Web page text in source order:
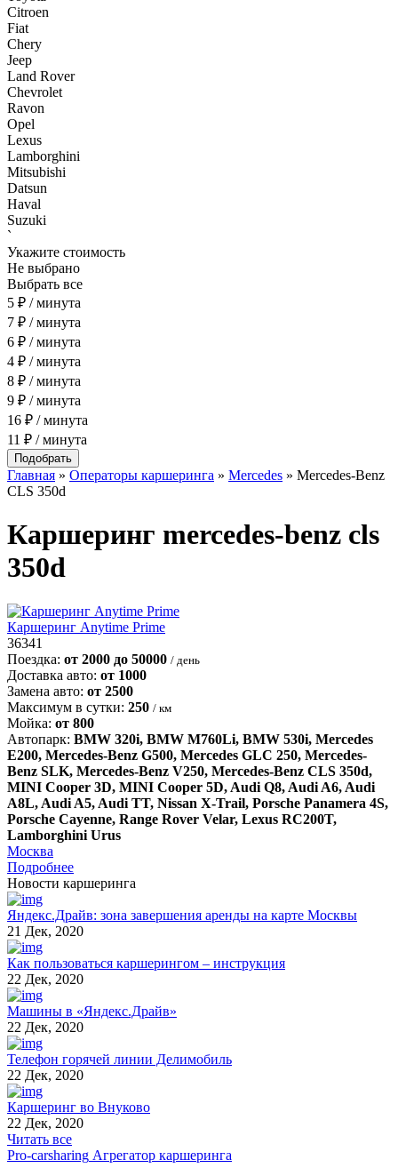
Citroen
Fiat
Chery
Jeep
Land Rover
Chevrolet
Ravon
Opel
Lexus
Lamborghini
Mitsubishi
Datsun
Haval
Suzuki
`
Укажите стоимость
Не выбрано
Выбрать все
5 ₽ / минута
7 ₽ / минута
6 ₽ / минута
4 ₽ / минута
8 ₽ / минута
9 ₽ / минута
16 ₽ / минута
11 ₽ / минута
Главная » Операторы каршеринга » Mercedes » Mercedes-Benz
CLS 350d
Каршеринг mercedes-benz cls
350d
Каршеринг Anytime Prime
36341
Поездка: от 2000 до 50000 / день
Доставка авто: от 1000
Замена авто: от 2500
Максимум в сутки: 250 / км
Мойка: от 800
Автопарк: BMW 320i, BMW M760Li, BMW 530i, Mercedes
E200, Mercedes-Benz G500, Mercedes GLC 250, Mercedes-
Benz SLK, Mercedes-Benz V250, Mercedes-Benz CLS 350d,
MINI Cooper 3D, MINI Cooper 5D, Audi Q8, Audi A6, Audi
A8L, Audi A5, Audi TT, Nissan X-Trail, Porsche Panamera 4S,
Porsche Cayenne, Range Rover Velar, Lexus RC200T,
Lamborghini Urus
Москва
Подробнее
Новости каршеринга
Яндекс.Драйв: зона завершения аренды на карте Москвы
21 Дек, 2020
Как пользоваться каршерингом – инструкция
22 Дек, 2020
Машины в «Яндекс.Драйв»
22 Дек, 2020
Телефон горячей линии Делимобиль
22 Дек, 2020
Каршеринг во Внуково
22 Дек, 2020
Читать все
Pro-carsharing Агрегатор каршеринга